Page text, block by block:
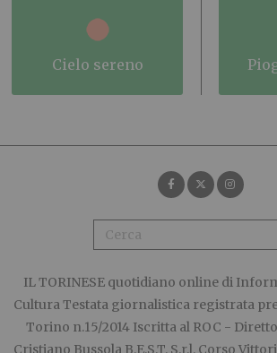
cielo sereno
IL TORINESE quotidiano online di
Cultura Testata giornalistica registrata
Torino n.15/2014 Iscritta al ROC -
Cristiano Bussola B.E.S.T. S.r.l. Corso